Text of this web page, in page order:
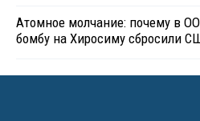
Атомное молчание: почему в
бомбу на Хиросиму сбросили